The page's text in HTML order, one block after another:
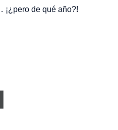
¡¿pero de qué año?!